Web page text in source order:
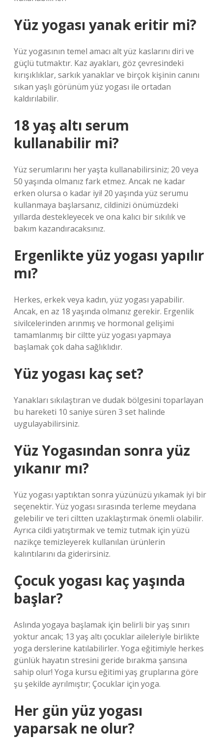
Yüz yogası yanak eritir mi?
Yüz yogasının temel amacı alt yüz kaslarını diri ve
güçlü tutmaktır. Kaz ayakları, göz çevresindeki
kırışıklıklar, sarkık yanaklar ve birçok kişinin canını
sıkan yaşlı görünüm yüz yogası ile ortadan
kaldırılabilir.
18 yaş altı serum
kullanabilir mi?
Yüz serumlarını her yaşta kullanabilirsiniz; 20 veya
50 yaşında olmanız fark etmez. Ancak ne kadar
erken olursa o kadar iyi! 20 yaşında yüz serumu
kullanmaya başlarsanız, cildinizi önümüzdeki
yıllarda destekleyecek ve ona kalıcı bir sıkılık ve
bakım kazandıracaksınız.
Ergenlikte yüz yogası yapılır
mı?
Herkes, erkek veya kadın, yüz yogası yapabilir.
Ancak, en az 18 yaşında olmanız gerekir. Ergenlik
sivilcelerinden arınmış ve hormonal gelişimi
tamamlanmış bir ciltte yüz yogası yapmaya
başlamak çok daha sağlıklıdır.
Yüz yogası kaç set?
Yanakları sıkılaştıran ve dudak bölgesini toparlayan
bu hareketi 10 saniye süren 3 set halinde
uygulayabilirsiniz.
Yüz Yogasından sonra yüz
yıkanır mı?
Yüz yogası yaptıktan sonra yüzünüzü yıkamak iyi bir
seçenektir. Yüz yogası sırasında terleme meydana
gelebilir ve teri ciltten uzaklaştırmak önemli olabilir.
Ayrıca cildi yatıştırmak ve temiz tutmak için yüzü
nazikçe temizleyerek kullanılan ürünlerin
kalıntılarını da giderirsiniz.
Çocuk yogası kaç yaşında
başlar?
Aslında yogaya başlamak için belirli bir yaş sınırı
yoktur ancak; 13 yaş altı çocuklar aileleriyle birlikte
yoga derslerine katılabilirler. Yoga eğitimiyle herkes
günlük hayatın stresini geride bırakma şansına
sahip olur! Yoga kursu eğitimi yaş gruplarına göre
şu şekilde ayrılmıştır; Çocuklar için yoga.
Her gün yüz yogası
yaparsak ne olur?